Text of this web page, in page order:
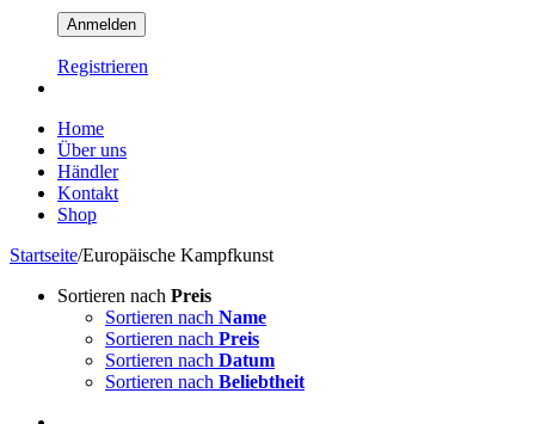
Registrieren
Home
Über uns
Händler
Kontakt
Shop
Startseite/Europäische Kampfkunst
Sortieren nach Preis
Sortieren nach Name
Sortieren nach Preis
Sortieren nach Datum
Sortieren nach Beliebtheit